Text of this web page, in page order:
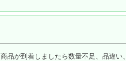
商品が到着しましたら数量不足、品違